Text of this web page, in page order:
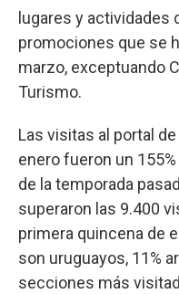
lugares y actividades
promociones que se
marzo, exceptuando
Turismo.
Las visitas al portal
enero fueron un
de la temporada
superaron las 9.400
primera quincena de
son uruguayos, 11%
secciones más